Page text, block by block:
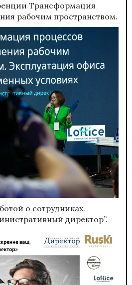
Трансформация
рабочим пространством.
о сотрудниках.
директор”.